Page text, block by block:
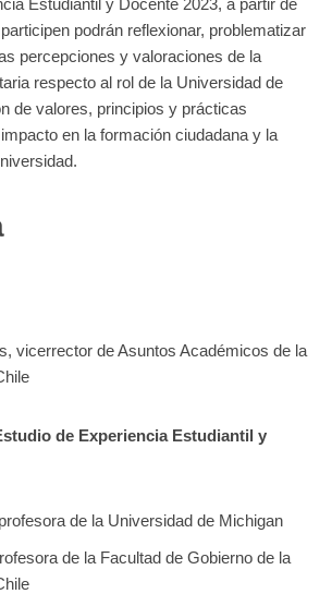
podrán reflexionar, problematizar
percepciones y valoraciones de la
respecto al rol de la Universidad de
de valores, principios y prácticas
en la formación ciudadana y la
vicerrector de Asuntos Académicos de la
de Experiencia Estudiantil y
de la Universidad de Michigan
de la Facultad de Gobierno de la